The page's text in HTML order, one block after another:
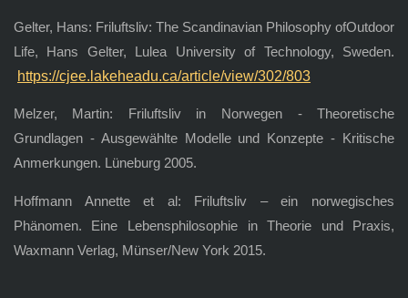
Gelter, Hans: Friluftsliv: The Scandinavian Philosophy ofOutdoor
Life, Hans Gelter, Lulea University of Technology, Sweden.
https://cjee.lakeheadu.ca/article/view/302/803
Melzer, Martin: Friluftsliv in Norwegen - Theoretische
Grundlagen - Ausgewählte Modelle und Konzepte - Kritische
Anmerkungen. Lüneburg 2005.
Hoffmann Annette et al: Friluftsliv – ein norwegisches
Phänomen. Eine Lebensphilosophie in Theorie und Praxis,
Waxmann Verlag, Münser/New York 2015.